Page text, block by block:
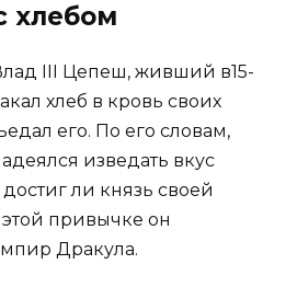
хлебом
III Цепеш, живший в15-
хлеб в кровь своих
его. По его словам,
изведать вкус
ли князь своей
привычке он
Дракула.